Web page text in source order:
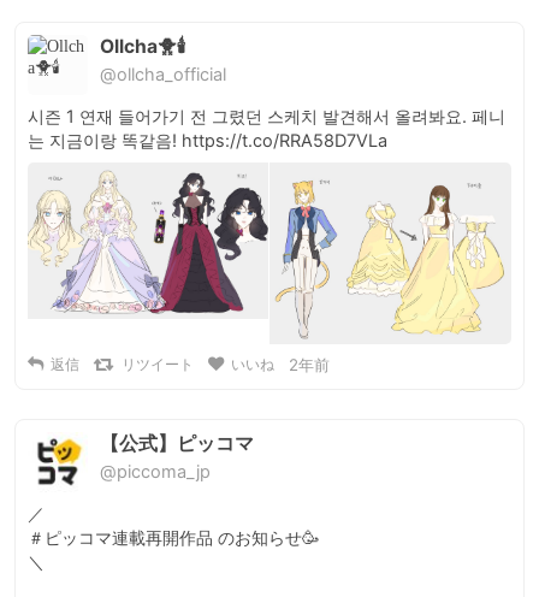
Ollcha🐥🕯
@ollcha_official
시즌 1 연재 들어가기 전 그렸던 스케치 발견해서 올려봐요. 페니
는 지금이랑 똑같음! https://t.co/RRA58D7VLa
返信 リツイート いいね 2年前
【公式】ピッコマ
@piccoma_jp
／
＃ピッコマ連載再開作品 のお知らせ🥳
＼